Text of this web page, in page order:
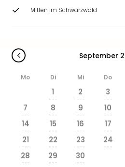
Mitten im Schwarzwald
September
Mo Di Mi Do
1
---
2
---
3
---
7
---
8
---
9
---
10
---
14
---
15
---
16
---
17
---
21
---
22
---
23
---
24
---
28
---
29
---
30
---